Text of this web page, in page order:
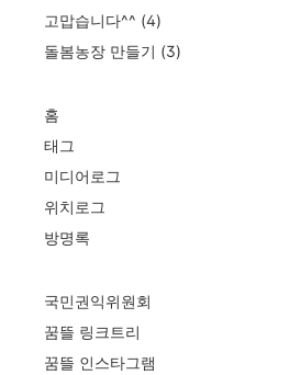
고맙습니다^^ (4)
돌봄농장 만들기 (3)
홈
태그
미디어로그
위치로그
방명록
국민권익위원회
꿈뜰 링크트리
꿈뜰 인스타그램